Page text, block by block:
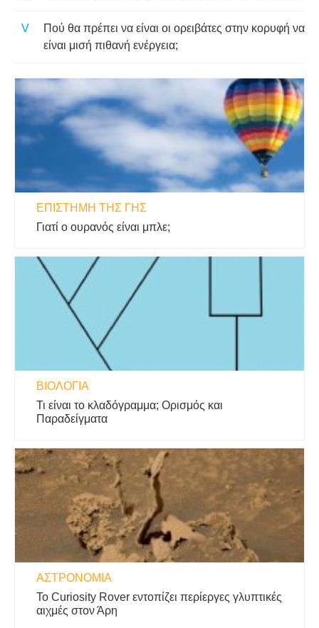
Πού θα πρέπει να είναι οι ορειβάτες στην κορυφή να
είναι μισή πιθανή ενέργεια;
ΕΠΙΣΤΉΜΗ ΤΗΣ ΓΗΣ
Γιατί ο ουρανός είναι μπλε;
ΒΙΟΛΟΓΊΑ
Τι είναι το κλαδόγραμμα; Ορισμός και
Παραδείγματα
ΑΣΤΡΟΝΟΜΊΑ
Το Curiosity Rover εντοπίζει περίεργες γλυπτικές
αιχμές στον Άρη